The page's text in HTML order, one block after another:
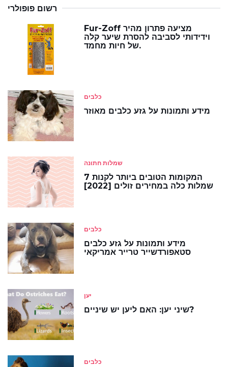
רשום פופולרי
Fur-Zoff מציעה פתרון מהיר
וידידותי לסביבה להסרת שיער קלה
של חיות מחמד.
כלבים
מידע ותמונות על גזע כלבים מאוזר
שמלות חתונה
7 המקומות הטובים ביותר לקנות
שמלות כלה במחירים זולים [2022]
כלבים
מידע ותמונות על גזע כלבים
סטאפורדשייר טרייר אמריקאי
יען
שיני יען: האם ליען יש שיניים?
כלבים